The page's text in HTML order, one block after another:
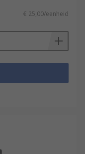
€ 25,00/eenheid